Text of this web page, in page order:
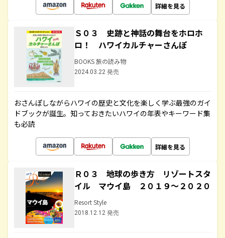
詳細を見る
Ｓ０３ 史跡と神話の舞台をホロホ
ロ！ ハワイカルチャーさんぽ
BOOKS 旅の読み物
2024.03.22 発売
おさんぽしながらハワイの歴史と文化を楽しく学ぶ最強のガイ
ドブックが誕生。知っておきたいハワイの年表やキーワード集
も必読
詳細を見る
Ｒ０３ 地球の歩き方 リゾートスタ
イル マウイ島 ２０１９～２０２０
Resort Style
2018.12.12 発売